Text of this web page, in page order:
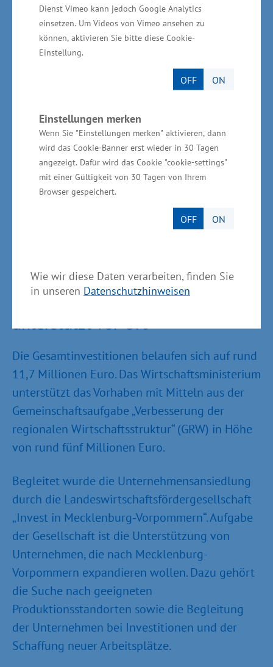
Dienst Vimeo kann jedoch Google Analytics
einsetzen. Um Videos von Vimeo ansehen zu
können, aktivieren Sie bitte diese Cookie-
Einstellung.
OFF ON
Einstellungen merken
Wenn Sie "Einstellungen merken" aktivieren, dann
wird das Cookie-Banner erst wieder in 30 Tagen
angezeigt. Dafür wird das Cookie "cookie-settings"
mit einer Gültigkeit von 30 Tagen von Ihrem
Browser gespeichert.
OFF ON
Wie wir diese Daten verarbeiten, finden Sie
in unseren Datenschutzhinweisen
Gewerbegebiet sind in den vergangenen Jahren
in der Branche rund 750 Arbeitsplätze
entstanden“, sagte Glawe. Im Dassower
ehemaligen CD-Werk die Unternehmen
Reagenzien für die medizinische
Labordiagnostik) und GPE Systeme
(Entwicklung und Produktion komplexer
mechanische Teilsysteme, Baugruppen und
Einzelteile unter anderem aus Kunststoff)
Medizintechnikunternehmen Endoscope
Wirtschaftsministerium
unterstützt vor Ort
Die Gesamtinvestitionen belaufen sich auf rund
11,7 Millionen Euro. Das Wirtschaftsministerium
unterstützt das Vorhaben mit Mitteln aus der
Gemeinschaftsaufgabe „Verbesserung der
regionalen Wirtschaftsstruktur“ (GRW) in Höhe
von rund fünf Millionen Euro.
Begleitet wurde die Unternehmensansiedlung
durch die Landeswirtschaftsfördergesellschaft
„Invest in Mecklenburg-Vorpommern“. Aufgabe
der Gesellschaft ist die Unterstützung von
Unternehmen, die nach Mecklenburg-
Vorpommern expandieren wollen. Dazu gehört
die Suche nach geeigneten
Produktionsstandorten sowie die Begleitung
der Unternehmen bei Investitionen und der
Schaffung neuer Arbeitsplätze.